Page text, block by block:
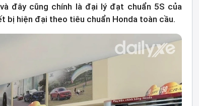
đây cũng chính là đại lý đạt chuẩn 5S của
hiện đại theo tiêu chuẩn Honda toàn cầu.